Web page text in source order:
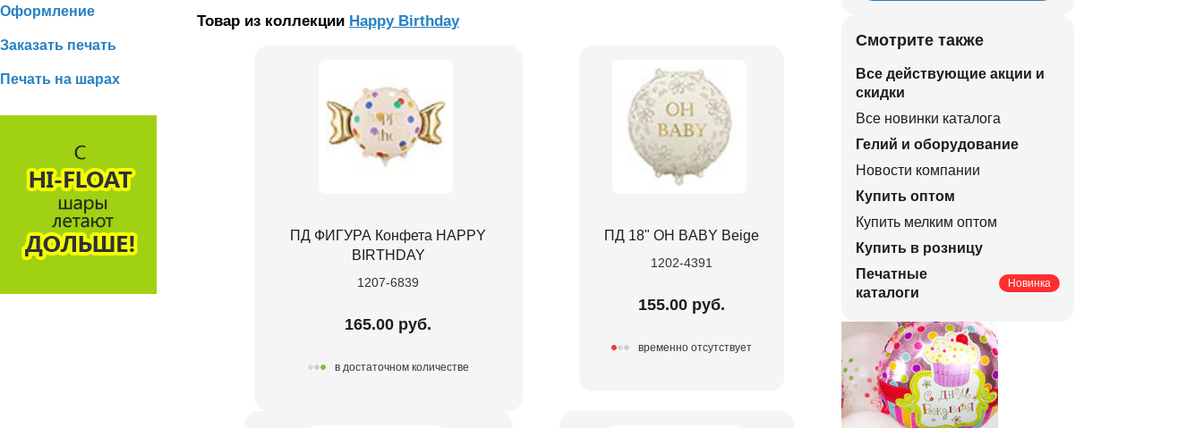
Оформление
Заказать печать
Печать на шарах
Товар из коллекции Happy Birthday
ПД ФИГУРА Конфета HAPPY
BIRTHDAY
1207-6839
165.00 руб.
в достаточном количестве
ПД 18" OH BABY Beige
1202-4391
155.00 руб.
временно отсутствует
Смотрите также
Все действующие акции и
скидки
Все новинки каталога
Гелий и оборудование
Новости компании
Купить оптом
Купить мелким оптом
Купить в розницу
Печатные
каталоги
Новинка